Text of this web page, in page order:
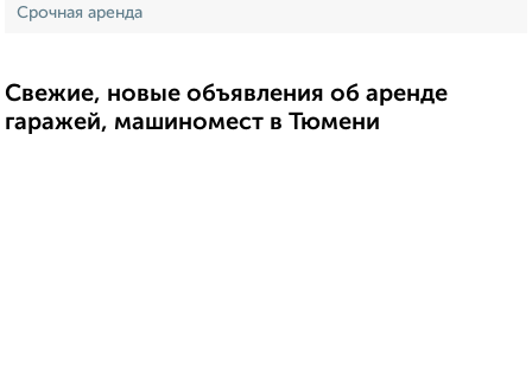
Срочная аренда
Свежие, новые объявления об аренде
гаражей, машиномест в Тюмени